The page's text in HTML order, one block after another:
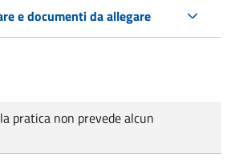
e documenti da allegare
pratica non prevede alcun